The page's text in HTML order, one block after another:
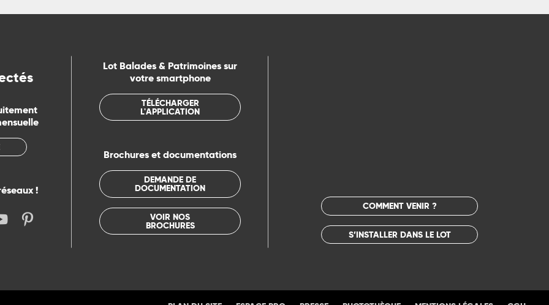
!
Lot Balades & Patrimoines sur
votre smartphone
TÉLÉCHARGER
L'APPLICATION
Brochures et documentations
DEMANDE DE
DOCUMENTATION
VOIR NOS
BROCHURES
COMMENT VENIR ?
S’INSTALLER DANS LE LOT